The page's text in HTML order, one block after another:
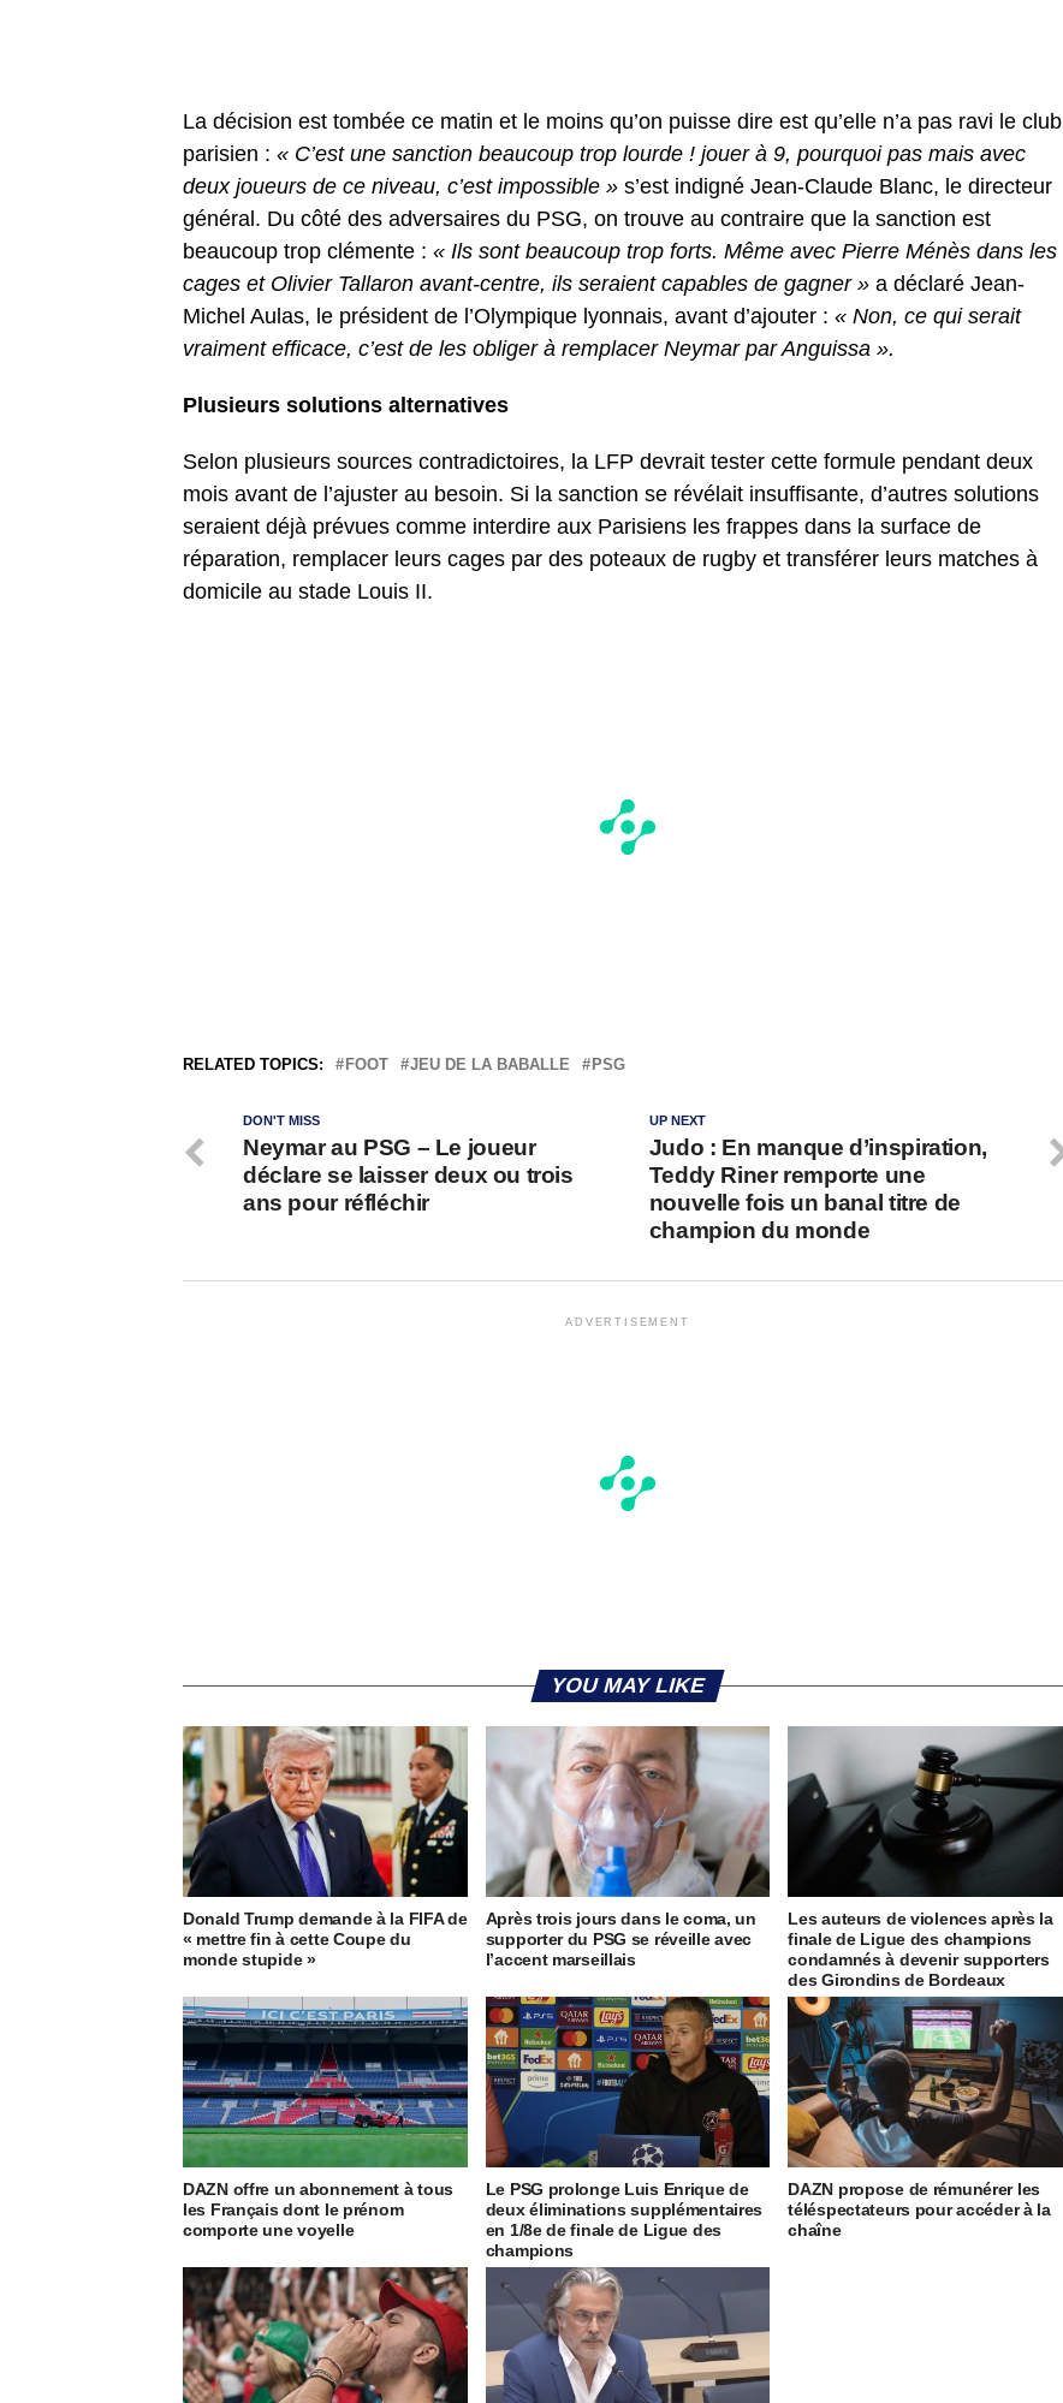
La décision est tombée ce matin et le moins qu’on puisse dire est qu’elle n’a pas ravi le club
parisien : « C’est une sanction beaucoup trop lourde ! jouer à 9, pourquoi pas mais avec
deux joueurs de ce niveau, c’est impossible » s’est indigné Jean-Claude Blanc, le directeur
général. Du côté des adversaires du PSG, on trouve au contraire que la sanction est
beaucoup trop clémente : « Ils sont beaucoup trop forts. Même avec Pierre Ménès dans les
cages et Olivier Tallaron avant-centre, ils seraient capables de gagner » a déclaré Jean-
Michel Aulas, le président de l’Olympique lyonnais, avant d’ajouter : « Non, ce qui serait
vraiment efficace, c’est de les obliger à remplacer Neymar par Anguissa ».
Plusieurs solutions alternatives
Selon plusieurs sources contradictoires, la LFP devrait tester cette formule pendant deux
mois avant de l’ajuster au besoin. Si la sanction se révélait insuffisante, d’autres solutions
seraient déjà prévues comme interdire aux Parisiens les frappes dans la surface de
réparation, remplacer leurs cages par des poteaux de rugby et transférer leurs matches à
domicile au stade Louis II.
RELATED TOPICS: FOOT JEU DE LA BABALLE PSG
UP NEXT
Judo : En manque d’inspiration,
Teddy Riner remporte une
nouvelle fois un banal titre de
champion du monde
DON'T MISS
Neymar au PSG – Le joueur
déclare se laisser deux ou trois
ans pour réfléchir
ADVERTISEMENT
YOU MAY LIKE
Donald Trump demande à la FIFA de
« mettre fin à cette Coupe du
monde stupide »
Après trois jours dans le coma, un
supporter du PSG se réveille avec
l’accent marseillais
Les auteurs de violences après la
finale de Ligue des champions
condamnés à devenir supporters
des Girondins de Bordeaux
DAZN offre un abonnement à tous
les Français dont le prénom
comporte une voyelle
Le PSG prolonge Luis Enrique de
deux éliminations supplémentaires
en 1/8e de finale de Ligue des
champions
DAZN propose de rémunérer les
téléspectateurs pour accéder à la
chaîne